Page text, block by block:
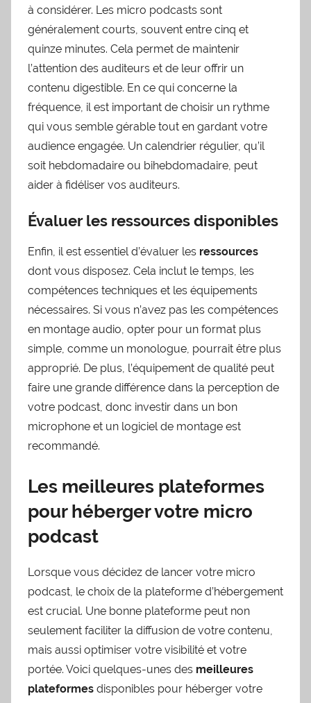
à considérer. Les micro podcasts sont
généralement courts, souvent entre cinq et
quinze minutes. Cela permet de maintenir
l’attention des auditeurs et de leur offrir un
contenu digestible. En ce qui concerne la
fréquence, il est important de choisir un rythme
qui vous semble gérable tout en gardant votre
audience engagée. Un calendrier régulier, qu’il
soit hebdomadaire ou bihebdomadaire, peut
aider à fidéliser vos auditeurs.
Évaluer les ressources disponibles
Enfin, il est essentiel d’évaluer les ressources
dont vous disposez. Cela inclut le temps, les
compétences techniques et les équipements
nécessaires. Si vous n’avez pas les compétences
en montage audio, opter pour un format plus
simple, comme un monologue, pourrait être plus
approprié. De plus, l’équipement de qualité peut
faire une grande différence dans la perception de
votre podcast, donc investir dans un bon
microphone et un logiciel de montage est
recommandé.
Les meilleures plateformes
pour héberger votre micro
podcast
Lorsque vous décidez de lancer votre micro
podcast, le choix de la plateforme d’hébergement
est crucial. Une bonne plateforme peut non
seulement faciliter la diffusion de votre contenu,
mais aussi optimiser votre visibilité et votre
portée. Voici quelques-unes des meilleures
plateformes disponibles pour héberger votre